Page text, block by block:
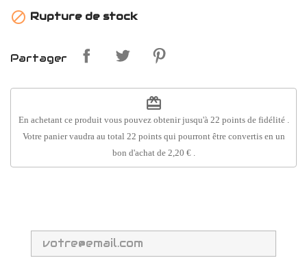
 Rupture de stock
Partager
redeem
En achetant ce produit vous pouvez obtenir jusqu'à 22 points de fidélité.
Votre panier vaudra au total 22 pointsqui pourront être convertis en un
bon d'achat de 2,20 €.